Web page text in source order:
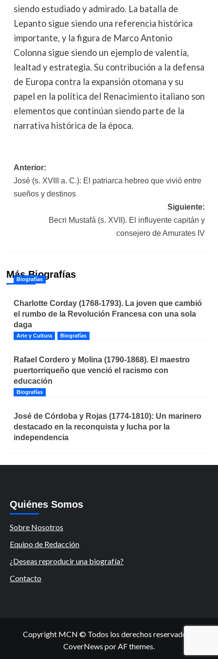
siendo estudiado y admirado. La batalla de
Lepanto sigue siendo una referencia histórica
importante, y la figura de Marco Antonio
Colonna sigue siendo un ejemplo de valentía,
lealtad y estrategia. Su contribución a la defensa
de Europa contra la expansión otomana y su
papel en la política del Renacimiento italiano son
elementos que continúan siendo parte de la
narrativa histórica de la época.
Navegación
de
entradas
Anterior:
José (s. XVIII a. C.): El patriarca hebreo que vivió entre
sueños y destinos
Siguiente:
Becri Mustafá (s. XVII). El influyente capitán y
consejero de Amurates IV
Más Biografías
Biografías
Charlotte Corday (1768-1793). La joven que cambió
el rumbo de la Revolución Francesa con una sola
daga
Arte y Cultura Biografías
Rafael Cordero y Molina (1790-1868). El maestro
puertorriqueño que venció el racismo con
educación
Biografías
José de Córdoba y Rojas (1774-1810): Un marinero
destacado en la reconquista y lucha por la
independencia
Quiénes Somos
Sobre Nosotros
Equipo de Redacción
¿Deseas reproducir una biografía?
Contacto
Copyright MCN © Todos los derechos reservados.
CoverNews por AF themes.